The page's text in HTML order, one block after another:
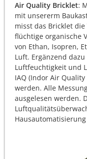
Air Quality Bricklet:
mit unsererm
misst das Bricklet die
flüchtige organische
von Ethan, Isopren,
Luft. Ergänzend
Luftfeuchtigkeit und
IAQ (Indor Air
werden. Alle
ausgelesen werden.